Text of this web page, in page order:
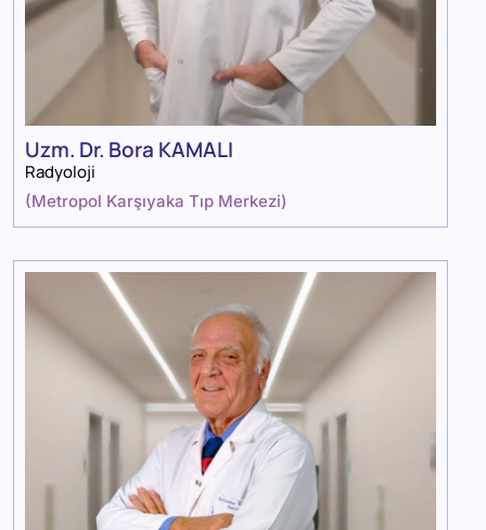
Uzm. Dr. Bora KAMALI
Radyoloji
(Metropol Karşıyaka Tıp Merkezi)